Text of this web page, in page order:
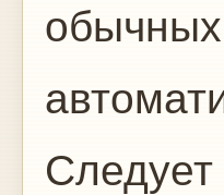
Следует